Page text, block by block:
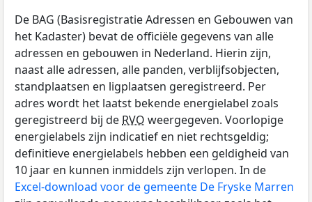
De BAG (Basisregistratie Adressen en Gebouwen van
het Kadaster) bevat de officiële gegevens van alle
adressen en gebouwen in Nederland. Hierin zijn,
naast alle adressen, alle panden, verblijfsobjecten,
standplaatsen en ligplaatsen geregistreerd. Per
adres wordt het laatst bekende energielabel zoals
geregistreerd bij de RVO weergegeven. Voorlopige
energielabels zijn indicatief en niet rechtsgeldig;
definitieve energielabels hebben een geldigheid van
10 jaar en kunnen inmiddels zijn verlopen. In de
Excel-download voor de gemeente De Fryske Marren